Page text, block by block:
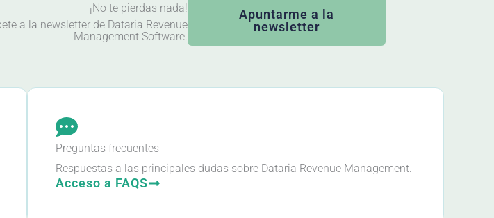
¡No te pierdas nada!
a la newsletter de Dataria Revenue
Management Software.
Apuntarme a la
newsletter
Preguntas frecuentes
Respuestas a las principales dudas sobre Dataria Revenue Management.
Acceso a FAQS